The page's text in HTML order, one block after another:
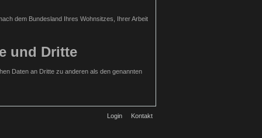
Login Kontakt
dem Bundesland Ihres Wohnsitzes, Ihrer Arbeit
und Dritte
Daten an Dritte zu anderen als den genannten
Interesse an der Nichtweitergabe Ihrer Daten